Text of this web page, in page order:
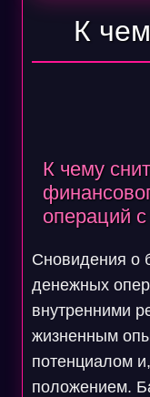
К
К чему
операций
Сновидения о
денежных
внутренними
жизненным
потенциалом
положением.